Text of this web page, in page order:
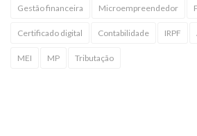
Gestão financeira Microempreendedor
Certificado digital Contabilidade IRPF
MEI MP Tributação